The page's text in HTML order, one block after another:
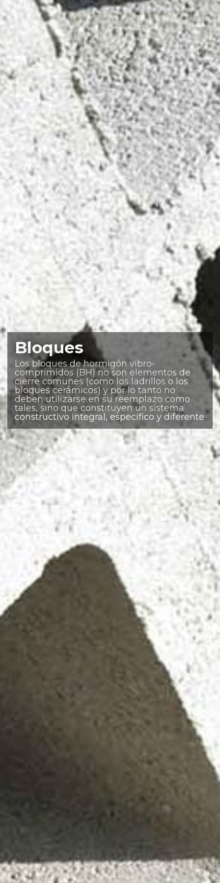
Pavimentos
Los adoquines de hormigón son
elementos macizos, prefabricados, de
espesor uniforme e iguales entre sí, con
forma de prisma recto tal que al colocarlos
sobre una superficie encajan unos con
otros de manera que solamente queden
juntas entre ellos Previous